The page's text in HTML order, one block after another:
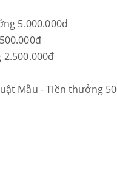
5.000.000đ
Mẫu - Tiền thưởng